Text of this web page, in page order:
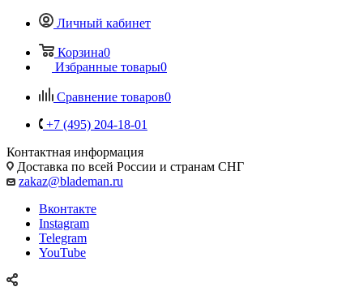
Личный кабинет
Корзина0
Избранные товары0
Сравнение товаров0
+7 (495) 204-18-01
Контактная информация
Доставка по всей России и странам СНГ
zakaz@blademan.ru
Вконтакте
Instagram
Telegram
YouTube